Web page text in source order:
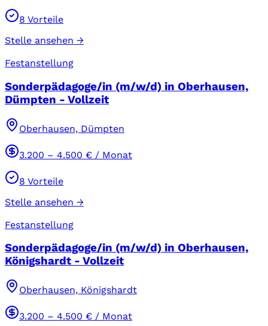
8 Vorteile
Stelle ansehen →
Festanstellung
Sonderpädagoge/in (m/w/d) in Oberhausen,
Dümpten - Vollzeit
Oberhausen, Dümpten
3.200 – 4.500 € / Monat
8 Vorteile
Stelle ansehen →
Festanstellung
Sonderpädagoge/in (m/w/d) in Oberhausen,
Königshardt - Vollzeit
Oberhausen, Königshardt
3.200 – 4.500 € / Monat